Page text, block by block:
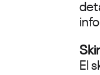
El